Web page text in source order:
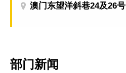
澳门东望洋斜巷24及26号
部门新闻